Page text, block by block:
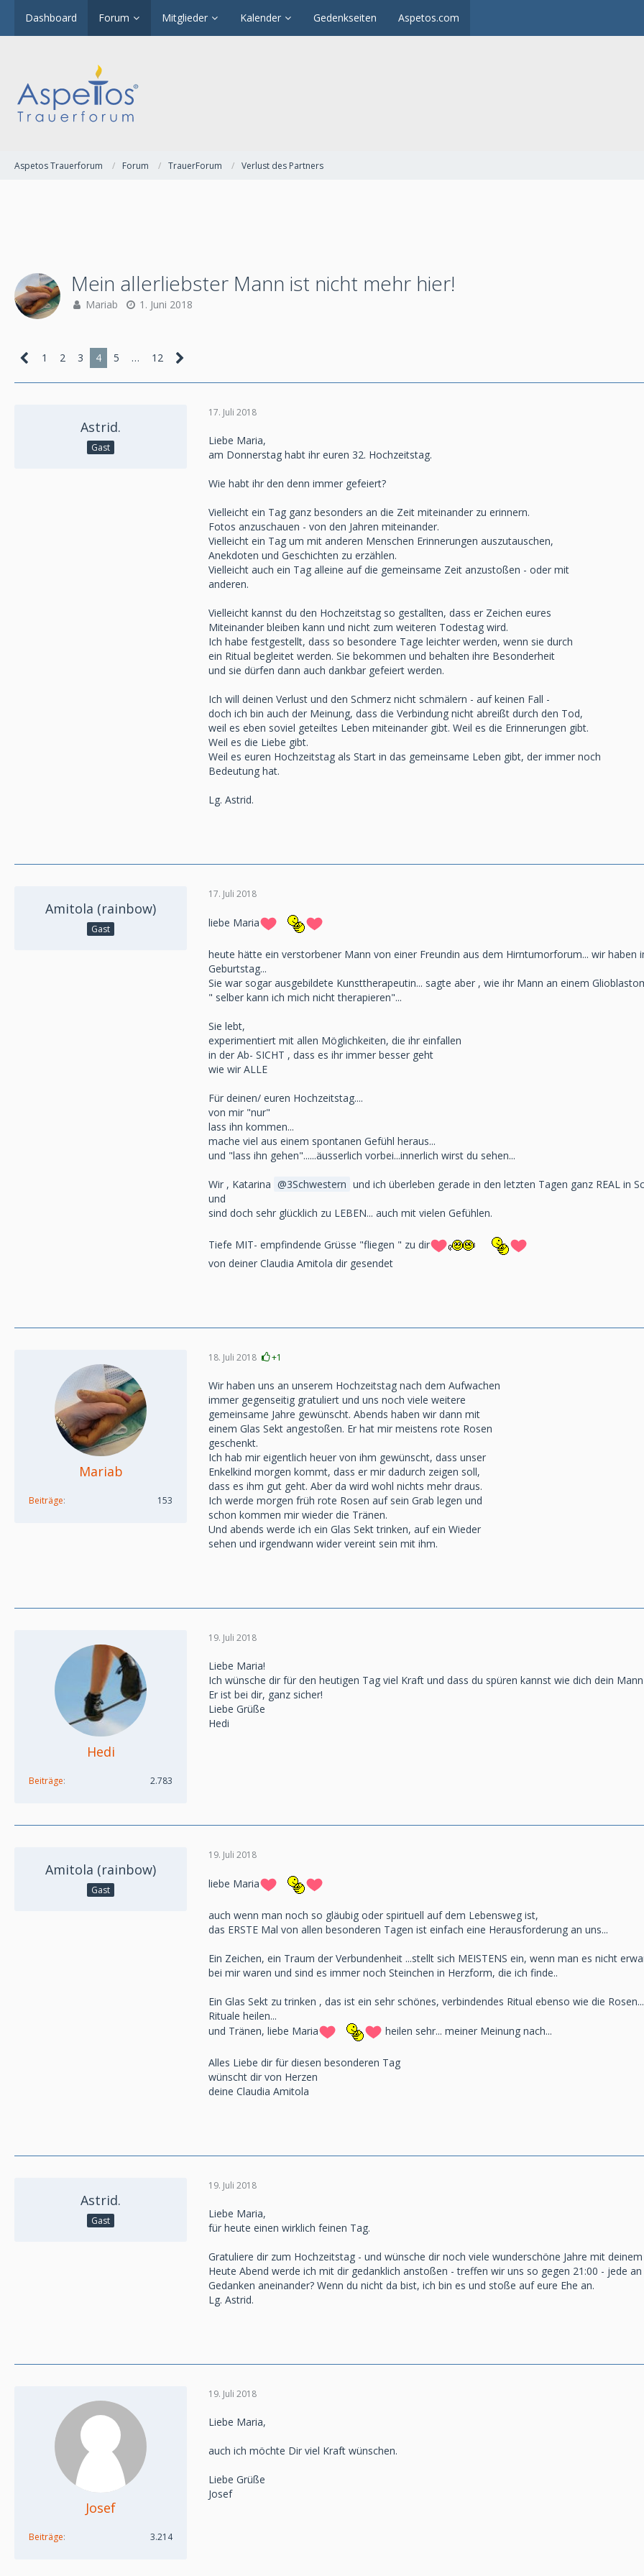
Dashboard Forum Mitglieder Kalender Gedenkseiten Aspetos.com
Aspetos Trauerforum Forum TrauerForum Verlust des Partners
Mein allerliebster Mann ist nicht mehr hier!
Mariab 1. Juni 2018
1 2 3 4 5 … 12
Astrid.
Gast
17. Juli 2018
Liebe Maria,
am Donnerstag habt ihr euren 32. Hochzeitstag.
Wie habt ihr den denn immer gefeiert?
Vielleicht ein Tag ganz besonders an die Zeit miteinander zu erinnern.
Fotos anzuschauen - von den Jahren miteinander.
Vielleicht ein Tag um mit anderen Menschen Erinnerungen auszutauschen,
Anekdoten und Geschichten zu erzählen.
Vielleicht auch ein Tag alleine auf die gemeinsame Zeit anzustoßen - oder mit
anderen.
Vielleicht kannst du den Hochzeitstag so gestallten, dass er Zeichen eures
Miteinander bleiben kann und nicht zum weiteren Todestag wird.
Ich habe festgestellt, dass so besondere Tage leichter werden, wenn sie durch
ein Ritual begleitet werden. Sie bekommen und behalten ihre Besonderheit
und sie dürfen dann auch dankbar gefeiert werden.
Ich will deinen Verlust und den Schmerz nicht schmälern - auf keinen Fall -
doch ich bin auch der Meinung, dass die Verbindung nicht abreißt durch den Tod,
weil es eben soviel geteiltes Leben miteinander gibt. Weil es die Erinnerungen gibt.
Weil es die Liebe gibt.
Weil es euren Hochzeitstag als Start in das gemeinsame Leben gibt, der immer noch
Bedeutung hat.
Lg. Astrid.
Amitola (rainbow)
Gast
17. Juli 2018
liebe Maria
heute hätte ein verstorbener Mann von einer Freundin aus dem Hirntumorforum... wir haben
Geburtstag...
Sie war sogar ausgebildete Kunsttherapeutin... sagte aber , wie ihr Mann an einem
" selber kann ich mich nicht therapieren"...
Sie lebt,
experimentiert mit allen Möglichkeiten, die ihr einfallen
in der Ab- SICHT , dass es ihr immer besser geht
wie wir ALLE
Für deinen/ euren Hochzeitstag....
von mir "nur"
lass ihn kommen...
mache viel aus einem spontanen Gefühl heraus...
und "lass ihn gehen"......äusserlich vorbei...innerlich wirst du sehen...
Wir , Katarina 3Schwestern und ich überleben gerade in den letzten Tagen ganz REAL in
und
sind doch sehr glücklich zu LEBEN... auch mit vielen Gefühlen.
Tiefe MIT- empfindende Grüsse "fliegen " zu dir
von deiner Claudia Amitola dir gesendet
Mariab
Beiträge 153
18. Juli 2018 +1
Wir haben uns an unserem Hochzeitstag nach dem Aufwachen
immer gegenseitig gratuliert und uns noch viele weitere
gemeinsame Jahre gewünscht. Abends haben wir dann mit
einem Glas Sekt angestoßen. Er hat mir meistens rote Rosen
geschenkt.
Ich hab mir eigentlich heuer von ihm gewünscht, dass unser
Enkelkind morgen kommt, dass er mir dadurch zeigen soll,
dass es ihm gut geht. Aber da wird wohl nichts mehr draus.
Ich werde morgen früh rote Rosen auf sein Grab legen und
schon kommen mir wieder die Tränen.
Und abends werde ich ein Glas Sekt trinken, auf ein Wieder
sehen und irgendwann wider vereint sein mit ihm.
Hedi
Beiträge 2.783
19. Juli 2018
Liebe Maria!
Ich wünsche dir für den heutigen Tag viel Kraft und dass du spüren kannst wie dich dein
Er ist bei dir, ganz sicher!
Liebe Grüße
Hedi
Amitola (rainbow)
Gast
19. Juli 2018
liebe Maria
auch wenn man noch so gläubig oder spirituell auf dem Lebensweg ist,
das ERSTE Mal von allen besonderen Tagen ist einfach eine Herausforderung an uns...
Ein Zeichen, ein Traum der Verbundenheit ...stellt sich MEISTENS ein, wenn man es nicht
bei mir waren und sind es immer noch Steinchen in Herzform, die ich finde..
Ein Glas Sekt zu trinken , das ist ein sehr schönes, verbindendes Ritual ebenso wie die Rosen...
Rituale heilen...
und Tränen, liebe Maria
heilen sehr... meiner Meinung nach...
Alles Liebe dir für diesen besonderen Tag
wünscht dir von Herzen
deine Claudia Amitola
Astrid.
Gast
19. Juli 2018
Liebe Maria,
für heute einen wirklich feinen Tag.
Gratuliere dir zum Hochzeitstag - und wünsche dir noch viele wunderschöne Jahre mit
Heute Abend werde ich mit dir gedanklich anstoßen - treffen wir uns so gegen 21:00 - jede
Gedanken aneinander? Wenn du nicht da bist, ich bin es und stoße auf eure Ehe an.
Lg. Astrid.
Josef
Beiträge 3.214
19. Juli 2018
Liebe Maria,
auch ich möchte Dir viel Kraft wünschen.
Liebe Grüße
Josef